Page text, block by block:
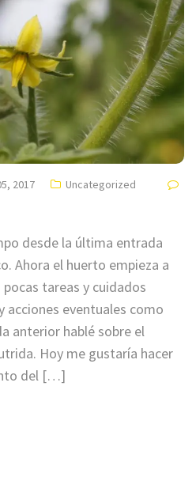
2017
Uncategorized
desde la última entrada
Ahora el huerto empieza a
tareas y cuidados
acciones eventuales como
anterior hablé sobre el
Hoy me gustaría hacer
del […]